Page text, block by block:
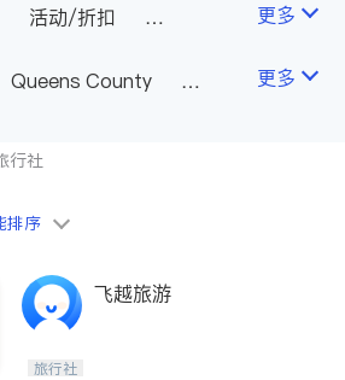
房地产租售
非盈利组织
活动/折扣
/SPA
餐饮
更多
Queens County
Syracuse
County & Orange
更多
行社
排序
飞越旅游
旅行社